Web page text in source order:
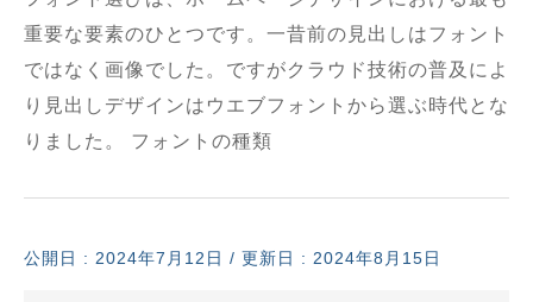
重要な要素のひとつです。一昔前の見出しはフォント
ではなく画像でした。ですがクラウド技術の普及によ
り見出しデザインはウエブフォントから選ぶ時代とな
りました。 フォントの種類
公開日 : 2024年7月12日 / 更新日 : 2024年8月15日